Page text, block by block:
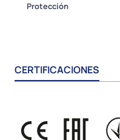
Protección
CERTIFICACIONES